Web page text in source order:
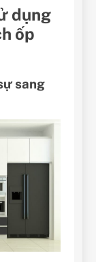
dụng
ốp
sang